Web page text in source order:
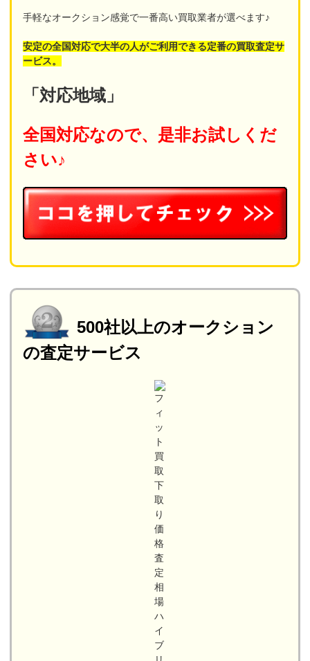
手軽なオークション感覚で一番高い買取業者が選べます♪
安定の全国対応で大半の人がご利用できる定番の買取査定サ
ービス。
「対応地域」
全国対応なので、是非お試しくだ
さい♪
500社以上のオークション
の査定サービス